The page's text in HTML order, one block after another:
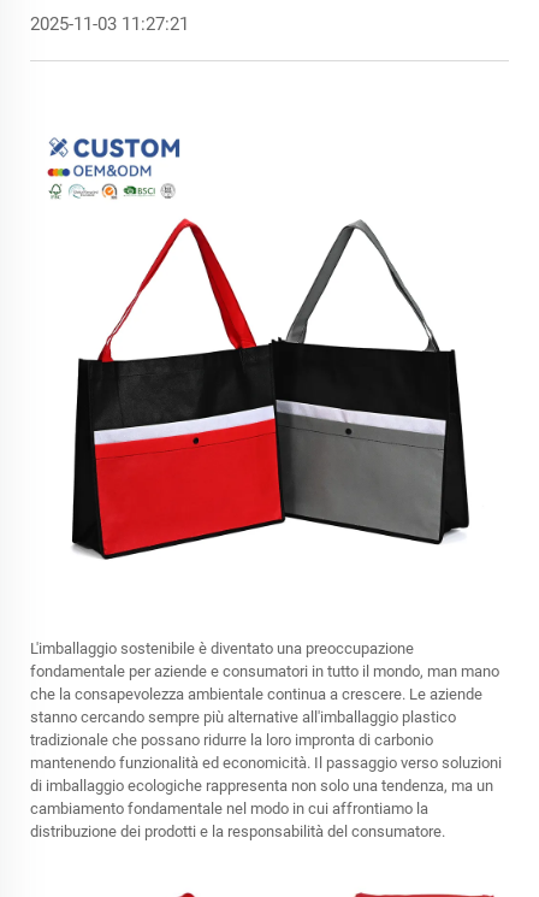
2025-11-03 11:27:21
L'imballaggio sostenibile è diventato una preoccupazione
fondamentale per aziende e consumatori in tutto il mondo, man mano
che la consapevolezza ambientale continua a crescere. Le aziende
stanno cercando sempre più alternative all'imballaggio plastico
tradizionale che possano ridurre la loro impronta di carbonio
mantenendo funzionalità ed economicità. Il passaggio verso soluzioni
di imballaggio ecologiche rappresenta non solo una tendenza, ma un
cambiamento fondamentale nel modo in cui affrontiamo la
distribuzione dei prodotti e la responsabilità del consumatore.